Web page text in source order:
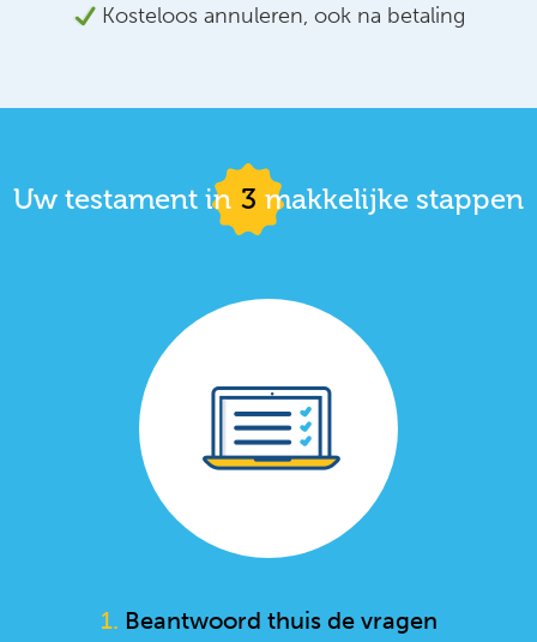
Kosteloos annuleren, ook na betaling
Uw testament in 3 makkelijke stappen
1. Beantwoord thuis de vragen